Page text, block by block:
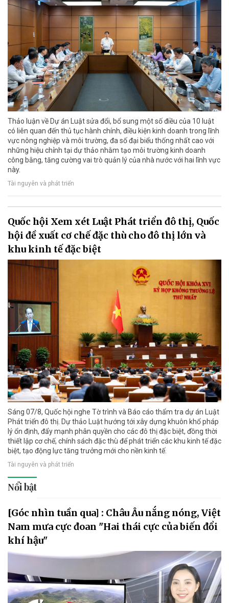
Thảo luận về Dự án Luật sửa đổi, bổ sung một số điều của 10 luật
có liên quan đến thủ tục hành chính, điều kiện kinh doanh trong lĩnh
vực nông nghiệp và môi trường, đa số đại biểu thống nhất cao với
những hiệu chỉnh tại dự thảo nhằm tạo môi trường kinh doanh
công bằng, tăng cường vai trò quản lý của nhà nước với hai lĩnh vực
này.
Tài nguyên và phát triển
Quốc hội Xem xét Luật Phát triển đô thị, Quốc
hội đề xuất cơ chế đặc thù cho đô thị lớn và
khu kinh tế đặc biệt
Sáng 07/8, Quốc hội nghe Tờ trình và Báo cáo thẩm tra dự án Luật
Phát triển đô thị. Dự thảo Luật hướng tới xây dựng khuôn khổ pháp
lý ổn định, đẩy mạnh phân quyền cho các đô thị đặc biệt, đồng thời
thiết lập cơ chế, chính sách đặc thù để phát triển các khu kinh tế đặc
biệt, tạo động lực tăng trưởng mới cho nền kinh tế.
Tài nguyên và phát triển
Nổi bật
[Góc nhìn tuần qua] : Châu Âu nắng nóng, Việt
Nam mưa cực đoan "Hai thái cực của biến đổi
khí hậu"